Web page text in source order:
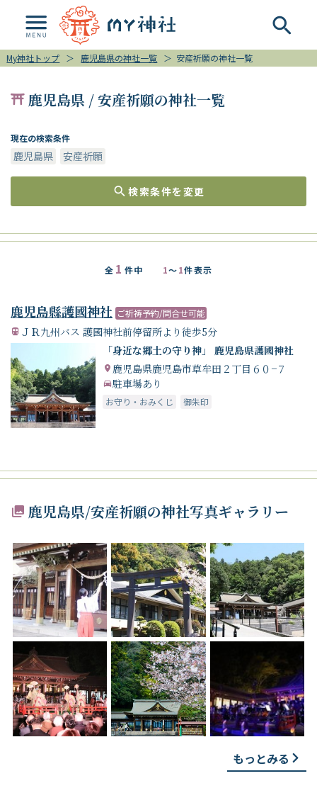
My神社トップ ＞ 鹿児島県の神社一覧 ＞ 安産祈願の神社一覧
鹿児島県 / 安産祈願の神社一覧
現在の検索条件
鹿児島県 安産祈願
検索条件を変更
全 1 件中 1～1件表示
鹿児島縣護國神社 ご祈祷予約/問合せ可能
ＪＲ九州バス 護國神社前停留所より徒歩5分
「身近な郷土の守り神」 鹿児島県護國神社
鹿児島県鹿児島市草牟田２丁目６０−７
駐車場あり
お守り・おみくじ 御朱印
鹿児島県/安産祈願の神社写真ギャラリー
もっとみる